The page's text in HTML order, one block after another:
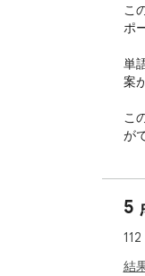
こ
ポ
単
案
こ
が
25
ア
5
結